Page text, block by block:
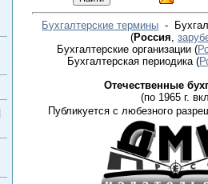
Бухгалтерские термины -
(Россия
Бухгалтерские организации (
Бухгалтерская периодика(
Отечественные
(по 1965 г.
Публикуется с любезного